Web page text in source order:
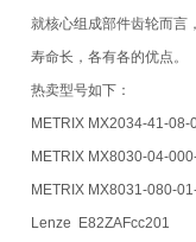
就核心组成部件齿轮而言
寿命长，各有各的优点。
热卖型号如下：
METRIX MX2034-41-
METRIX MX8030-04-
METRIX MX8031-080-
Lenze E82ZAFcc201